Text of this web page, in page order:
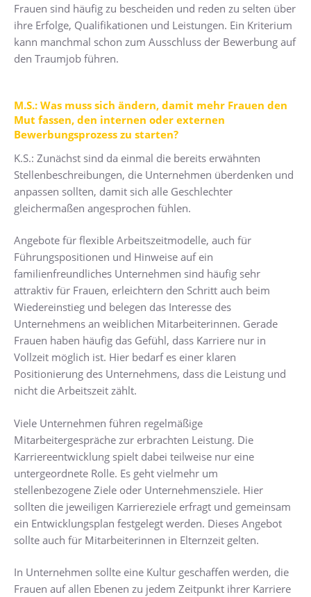
Frauen sind häufig zu bescheiden und reden zu selten über
ihre Erfolge, Qualifikationen und Leistungen. Ein Kriterium
kann manchmal schon zum Ausschluss der Bewerbung auf
den Traumjob führen.
M.S.: Was muss sich ändern, damit mehr Frauen den
Mut fassen, den internen oder externen
Bewerbungsprozess zu starten?
K.S.: Zunächst sind da einmal die bereits erwähnten
Stellenbeschreibungen, die Unternehmen überdenken und
anpassen sollten, damit sich alle Geschlechter
gleichermaßen angesprochen fühlen.
Angebote für flexible Arbeitszeitmodelle, auch für
Führungspositionen und Hinweise auf ein
familienfreundliches Unternehmen sind häufig sehr
attraktiv für Frauen, erleichtern den Schritt auch beim
Wiedereinstieg und belegen das Interesse des
Unternehmens an weiblichen Mitarbeiterinnen. Gerade
Frauen haben häufig das Gefühl, dass Karriere nur in
Vollzeit möglich ist. Hier bedarf es einer klaren
Positionierung des Unternehmens, dass die Leistung und
nicht die Arbeitszeit zählt.
Viele Unternehmen führen regelmäßige
Mitarbeitergespräche zur erbrachten Leistung. Die
Karriereentwicklung spielt dabei teilweise nur eine
untergeordnete Rolle. Es geht vielmehr um
stellenbezogene Ziele oder Unternehmensziele. Hier
sollten die jeweiligen Karriereziele erfragt und gemeinsam
ein Entwicklungsplan festgelegt werden. Dieses Angebot
sollte auch für Mitarbeiterinnen in Elternzeit gelten.
In Unternehmen sollte eine Kultur geschaffen werden, die
Frauen auf allen Ebenen zu jedem Zeitpunkt ihrer Karriere